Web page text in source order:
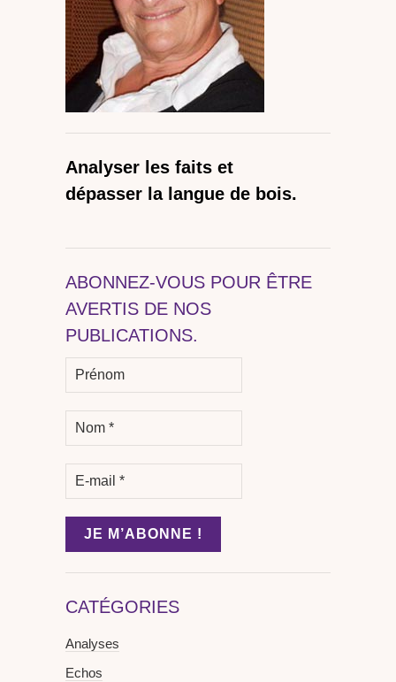
Analyser les faits et
dépasser la langue de bois.
ABONNEZ-VOUS POUR ÊTRE
AVERTIS DE NOS
PUBLICATIONS.
CATÉGORIES
Analyses
Echos